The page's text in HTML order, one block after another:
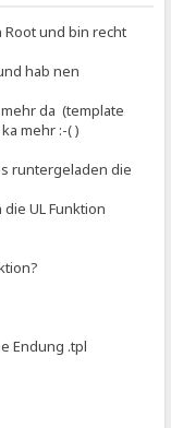
Root und bin recht
hab nen
da (template
mehr :-( )
runtergeladen die
UL Funktion
Endung .tpl